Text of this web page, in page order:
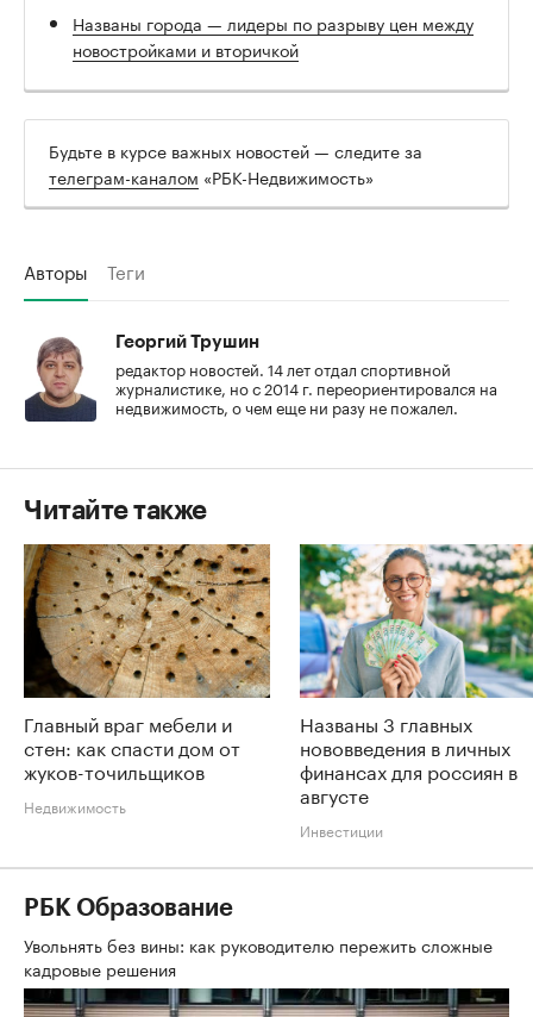
Названы города — лидеры по разрыву цен между
новостройками и вторичкой
Будьте в курсе важных новостей — следите за
телеграм-каналом «РБК-Недвижимость»
Авторы Теги
Георгий Трушин
редактор новостей. 14 лет отдал спортивной
журналистике, но с 2014 г. переориентировался на
недвижимость, о чем еще ни разу не пожалел.
Читайте также
Главный враг мебели и
стен: как спасти дом от
жуков-точильщиков
Недвижимость
Названы 3 главных
нововведения в личных
финансах для россиян в
августе
Инвестиции
РБК Образование
Увольнять без вины: как руководителю пережить сложные
кадровые решения